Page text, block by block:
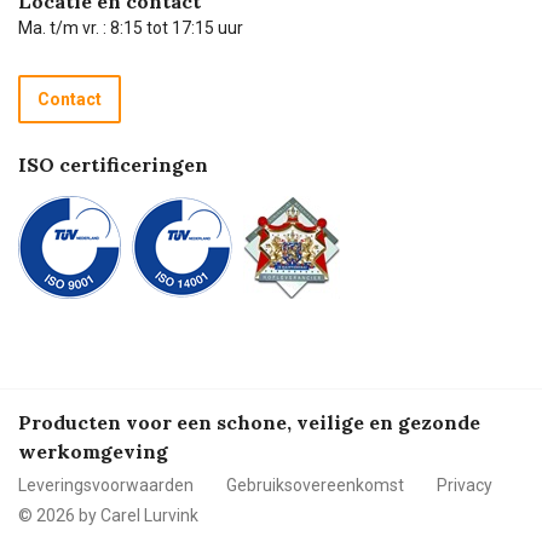
Technische dienst
Recycle programma
Betalen
Ma. t/m vr. : 8:15 tot 17:15 uur
Contact
ISO certificeringen
Producten voor een schone, veilige en gezonde
werkomgeving
Leveringsvoorwaarden Gebruiksovereenkomst
Privacy
© 2026 by Carel Lurvink